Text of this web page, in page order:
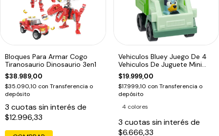
Bloques Para Armar Cogo
Tiranosaurio Dinosaurio 3en1
$38.989,00
$35.090,10 con Transferencia o
depósito
3 cuotas sin interés de
$12.996,33
Vehiculos Bluey Juego De 4
Vehiculos De Juguete Mini
Racers
$19.999,00
$17.999,10 con Transferencia o
depósito
4 colores
3 cuotas sin interés de
$6.666,33